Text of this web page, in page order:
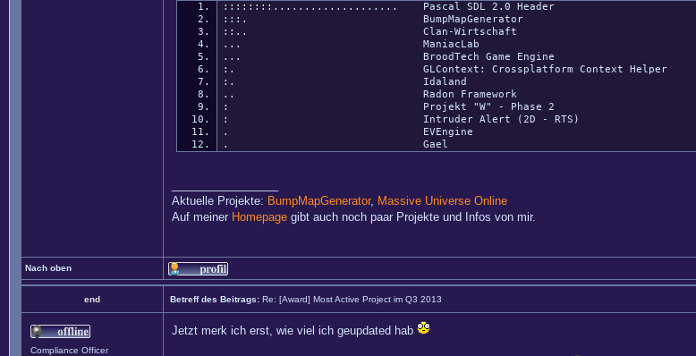
::::::::.................... Pascal SDL 2.0 Header
:::. BumpMapGenerator
::.. Clan-Wirtschaft
... ManiacLab
... BroodTech Game Engine
:. GLContext: Crossplatform Context Helper
:. Idaland
.. Radon Framework
: Projekt "W" - Phase 2
: Intruder Alert (2D - RTS)
. EVEngine
. Gael
Aktuelle Projekte: BumpMapGenerator, Massive Universe Online
Auf meiner Homepage gibt auch noch paar Projekte und Infos von mir.
Nach oben
end Betreff des Beitrags: Re: [Award] Most Active Project im Q3 2013
Compliance Officer
Jetzt merk ich erst, wie viel ich geupdated hab